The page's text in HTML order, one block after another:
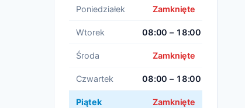
Poniedziałek Zamknięte
Wtorek 08:00 – 18:00
Środa Zamknięte
Czwartek 08:00 – 18:00
Piątek Zamknięte